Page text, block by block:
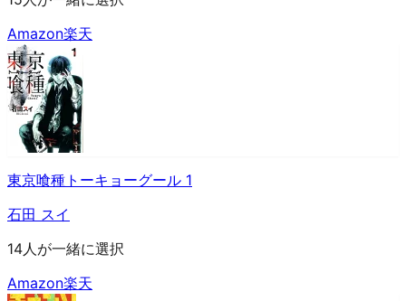
Amazon楽天
東京喰種トーキョーグール 1
石田 スイ
14人が一緒に選択
Amazon楽天